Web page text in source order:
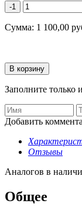
-1
Сумма: 1 100,00
Заполните только
Добавить
Отзывы
Аналогов в
Общее